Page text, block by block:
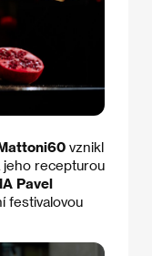
vznikl
jeho recepturou
Pavel
festivalovou